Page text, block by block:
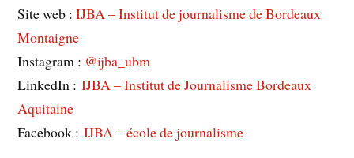
Site web :IJBA – Institut de journalisme de Bordeaux
Montaigne
Instagram : @ijba_ubm
LinkedIn :IJBA – Institut de Journalisme Bordeaux
Aquitaine
Facebook :IJBA – école de journalisme